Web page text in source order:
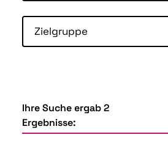
Zielgruppe
Ihre Suche ergab 2
Ergebnisse: